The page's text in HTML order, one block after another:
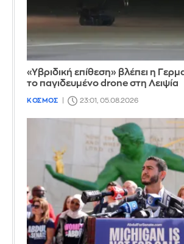
«Υβριδική επίθεση» βλέπει η
το παγιδευμένο drone στη Λειψία
ΚΟΣΜΟΣ 23:01, 05.08.2026